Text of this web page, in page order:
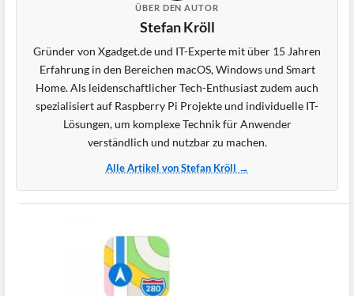
ÜBER DEN AUTOR
Stefan Kröll
Gründer von Xgadget.de und IT-Experte mit über 15 Jahren
Erfahrung in den Bereichen macOS, Windows und Smart
Home. Als leidenschaftlicher Tech-Enthusiast zudem auch
spezialisiert auf Raspberry Pi Projekte und individuelle IT-
Lösungen, um komplexe Technik für Anwender
verständlich und nutzbar zu machen.
Alle Artikel von Stefan Kröll →